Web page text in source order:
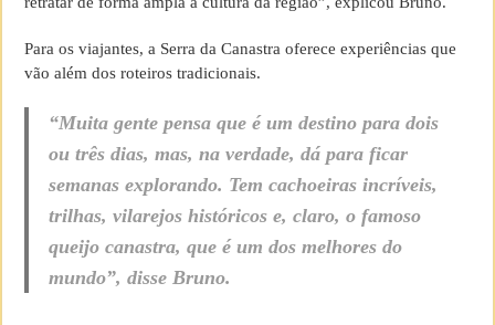
Para os viajantes, a Serra da Canastra oferece experiências que
vão além dos roteiros tradicionais.
“Muita gente pensa que é um destino para dois
ou três dias, mas, na verdade, dá para ficar
semanas explorando. Tem cachoeiras incríveis,
trilhas, vilarejos históricos e, claro, o famoso
queijo canastra, que é um dos melhores do
mundo”, disse Bruno.